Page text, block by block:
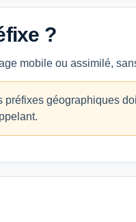
?
mobile ou assimilé,
géographiques